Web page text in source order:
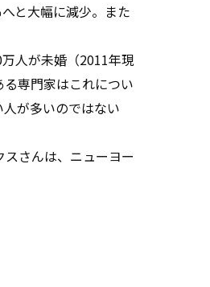
と大幅に減少。また
人が未婚（2011年現
専門家はこれについ
が多いのではない
さんは、ニューヨー